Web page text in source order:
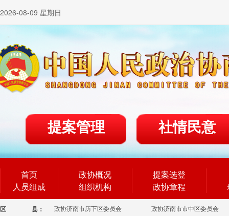
2026-08-09 星期日
提案管理 社情民意
首页
人员组成
政协概况
组织机构
提案选登
政协章程
区 县： 政协济南市历下区委员会
政协济南市市中区委员会